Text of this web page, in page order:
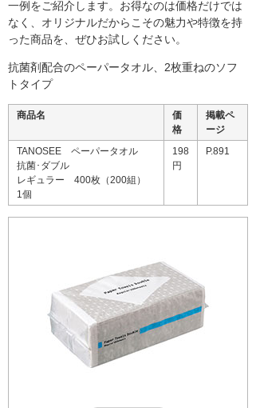
一例をご紹介します。お得なのは価格だけでは
なく、オリジナルだからこその魅力や特徴を持
った商品を、ぜひお試しください。
抗菌剤配合のペーパータオル、2枚重ねのソフ
トタイプ
商品名
価
格
掲載ペ
ージ
TANOSEE ペーパータオル
抗菌･ダブル
レギュラー 400枚（200組）
1個
198
円
P.891